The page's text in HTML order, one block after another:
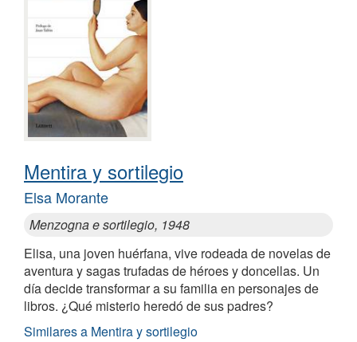
Mentira y sortilegio
Elsa Morante
Menzogna e sortilegio, 1948
Elisa, una joven huérfana, vive rodeada de novelas de
aventura y sagas trufadas de héroes y doncellas. Un
día decide transformar a su familia en personajes de
libros. ¿Qué misterio heredó de sus padres?
Similares a Mentira y sortilegio